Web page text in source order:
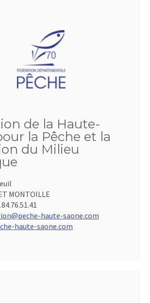
de la Haute-
la Pêche et la
du Milieu
MONTOILLE
haute-saone.com
haute-saone.com